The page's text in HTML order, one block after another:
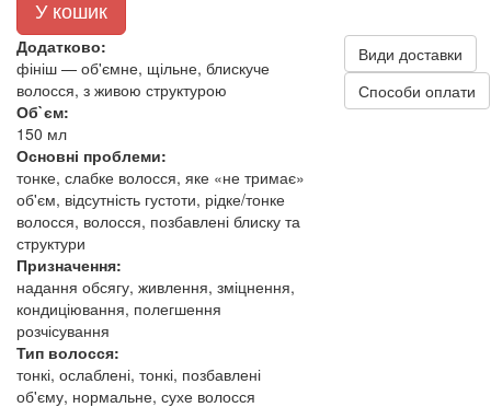
У кошик
Додатково:
фініш — об'ємне, щільне, блискуче
волосся, з живою структурою
Об`єм:
150 мл
Основні проблеми:
тонке, слабке волосся, яке «не тримає»
об'єм, відсутність густоти, рідке/тонке
волосся, волосся, позбавлені блиску та
структури
Призначення:
надання обсягу, живлення, зміцнення,
кондиціювання, полегшення
розчісування
Тип волосся:
тонкі, ослаблені, тонкі, позбавлені
об'єму, нормальне, сухе волосся
Види доставки
Способи оплати